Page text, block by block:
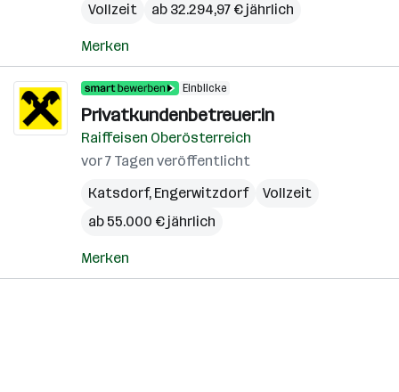
Vollzeit ab 32.294,97 € jährlich
Merken
Einblicke
Privatkundenbetreuer:in
Raiffeisen Oberösterreich
vor 7 Tagen veröffentlicht
Katsdorf, Engerwitzdorf
Vollzeit
ab 55.000 € jährlich
Merken